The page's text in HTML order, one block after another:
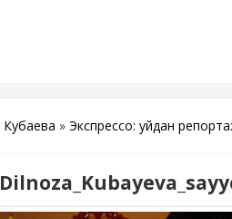
» Экспрессо: уйдан